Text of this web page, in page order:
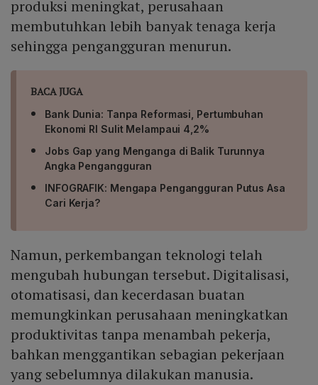
produksi meningkat, perusahaan
membutuhkan lebih banyak tenaga kerja
sehingga pengangguran menurun.
BACA JUGA
Bank Dunia: Tanpa Reformasi, Pertumbuhan
Ekonomi RI Sulit Melampaui 4,2%
Jobs Gap yang Menganga di Balik Turunnya
Angka Pengangguran
INFOGRAFIK: Mengapa Pengangguran Putus Asa
Cari Kerja?
Namun, perkembangan teknologi telah
mengubah hubungan tersebut. Digitalisasi,
otomatisasi, dan kecerdasan buatan
memungkinkan perusahaan meningkatkan
produktivitas tanpa menambah pekerja,
bahkan menggantikan sebagian pekerjaan
yang sebelumnya dilakukan manusia.